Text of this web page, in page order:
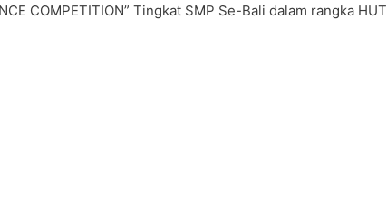
COMPETITION” Tingkat SMP Se-Bali dalam rangka HUT